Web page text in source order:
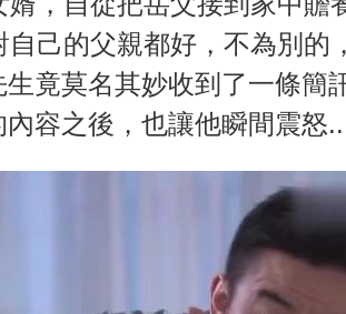
t
e
己的父親都好，不為別的
竟莫名其妙收到了一條簡
容之後，也讓他瞬間震怒